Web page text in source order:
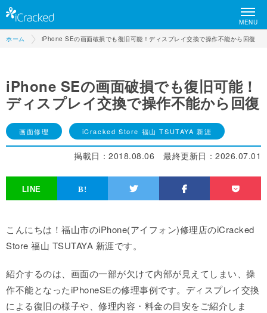
MENU
ホーム iPhone SEの画面破損でも復旧可能！ディスプレイ交換で操作不能から回復
iPhone SEの画面破損でも復旧可能！
ディスプレイ交換で操作不能から回復
画面修理 iCracked Store 福山 TSUTAYA 新涯
最終更新日： 2026.07.01
掲載日： 2018.08.06
こんにちは！福山市のiPhone(アイフォン)修理店のiCracked
Store 福山 TSUTAYA 新涯です。
紹介するのは、画面の一部が欠けて内部が見えてしまい、操
作不能となったiPhoneSEの修理事例です。ディスプレイ交換
による復旧の様子や、修理内容・料金の目安をご紹介しま